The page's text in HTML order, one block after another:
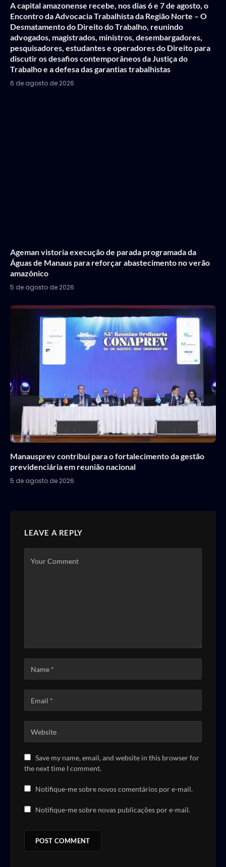
A capital amazonense recebe, nos dias 6 e 7 de agosto, o
Encontro da Advocacia Trabalhista da Região Norte – O
Desmatamento do Direito do Trabalho, reunindo
advogados, magistrados, ministros, desembargadores,
pesquisadores, estudantes e operadores do Direito para
discutir os desafios contemporâneos da Justiça do
Trabalho e a defesa das garantias trabalhistas
6 de agosto de 2026
Ageman vistoria execução de parada programada da
Águas de Manaus para reforçar abastecimento no verão
amazônico
5 de agosto de 2026
Manausprev contribui para o fortalecimento da gestão
previdenciária em reunião nacional
5 de agosto de 2026
LEAVE A REPLY
Save my name, email, and website in this browser for
the next time I comment.
Notifique-me sobre novos comentários por e-mail.
Notifique-me sobre novas publicações por e-mail.